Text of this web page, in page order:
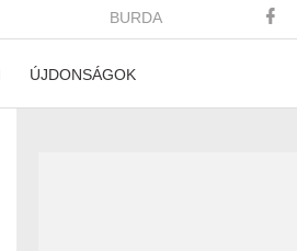
BURDA
ÚJDONSÁGOK